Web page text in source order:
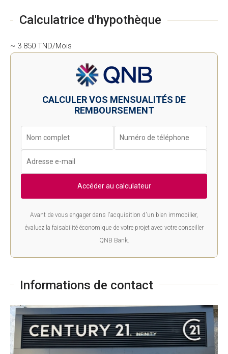
Calculatrice d'hypothèque
~ 3 850 TND/Mois
CALCULER VOS MENSUALITÉS DE
REMBOURSEMENT
Accéder au calculateur
Avant de vous engager dans l'acquisition d'un bien immobilier,
évaluez la faisabilité économique de votre projet avec votre conseiller
QNB Bank.
Informations de contact